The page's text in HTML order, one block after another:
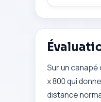
Sur un
x 800 qui
distance